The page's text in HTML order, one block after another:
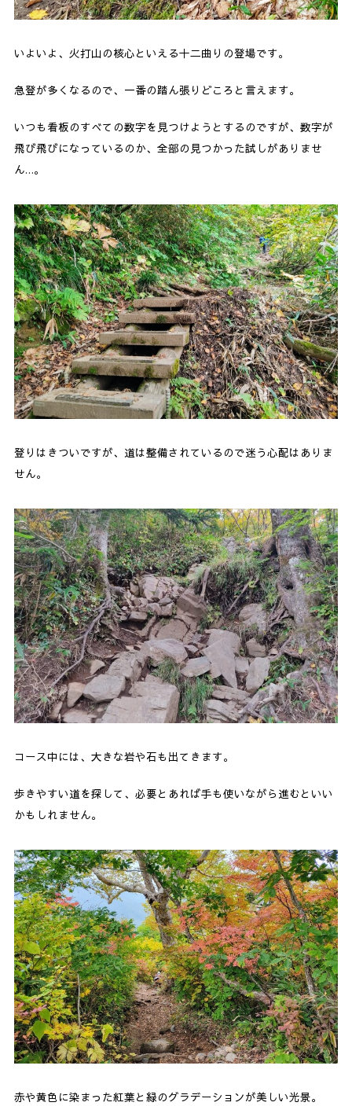
いよいよ、火打山の核心といえる十二曲りの登場です。
急登が多くなるので、一番の踏ん張りどころと言えます。
いつも看板のすべての数字を見つけようとするのですが、数字が
飛び飛びになっているのか、全部の見つかった試しがありませ
ん…。
登りはきついですが、道は整備されているので迷う心配はありま
せん。
コース中には、大きな岩や石も出てきます。
歩きやすい道を探して、必要とあれば手も使いながら進むといい
かもしれません。
赤や黄色に染まった紅葉と緑のグラデーションが美しい光景。